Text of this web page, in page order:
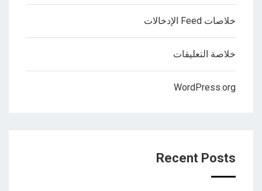
خلاصات Feed الإدخالات
خلاصة التعليقات
WordPress.org
Recent Posts